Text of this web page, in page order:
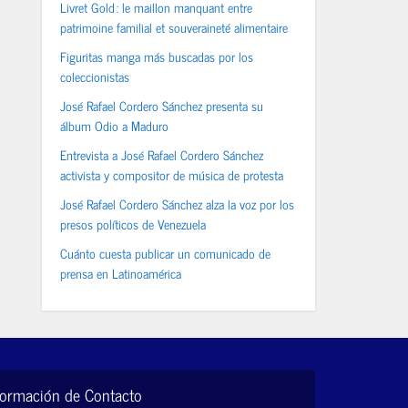
Livret Gold : le maillon manquant entre
patrimoine familial et souveraineté alimentaire
Figuritas manga más buscadas por los
coleccionistas
José Rafael Cordero Sánchez presenta su
álbum Odio a Maduro
Entrevista a José Rafael Cordero Sánchez
activista y compositor de música de protesta
José Rafael Cordero Sánchez alza la voz por los
presos políticos de Venezuela
Cuánto cuesta publicar un comunicado de
prensa en Latinoamérica
de Contacto